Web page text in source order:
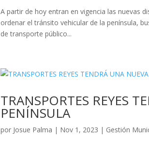
A partir de hoy entran en vigencia las nuevas
ordenar el tránsito vehicular de la península,
de transporte público...
TRANSPORTES REYES
PENÍNSULA
por Josue Palma | Nov 1, 2023 | Gestión